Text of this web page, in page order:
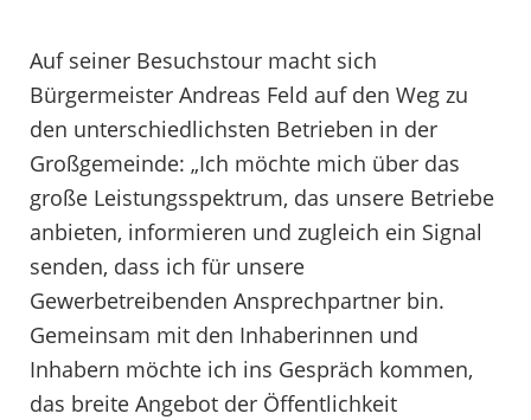
Auf seiner Besuchstour macht sich
Bürgermeister Andreas Feld auf den Weg zu
den unterschiedlichsten Betrieben in der
Großgemeinde: „Ich möchte mich über das
große Leistungsspektrum, das unsere Betriebe
anbieten, informieren und zugleich ein Signal
senden, dass ich für unsere
Gewerbetreibenden Ansprechpartner bin.
Gemeinsam mit den Inhaberinnen und
Inhabern möchte ich ins Gespräch kommen,
das breite Angebot der Öffentlichkeit